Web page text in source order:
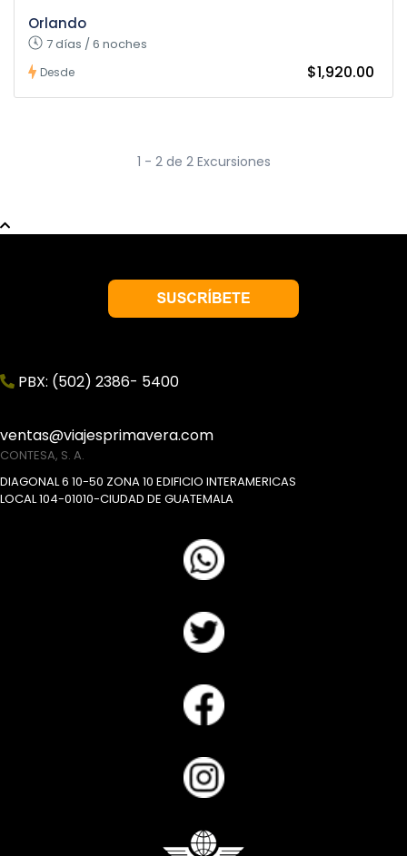
Orlando
7 días / 6 noches
Desde $1,920.00
1 - 2 de 2 Excursiones
PBX: (502) 2386- 5400
ventas@viajesprimavera.com
CONTESA, S. A.
DIAGONAL 6 10-50 ZONA 10 EDIFICIO INTERAMERICAS
LOCAL 104-01010-CIUDAD DE GUATEMALA